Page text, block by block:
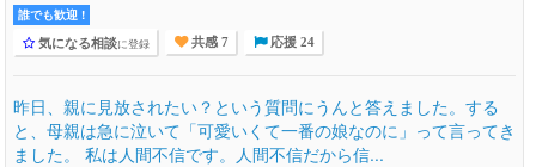
誰でも歓迎 !
気になる相談に登録 共感 7 応援 24
昨日、親に見放されたい？という質問にうんと答えました。する
と、母親は急に泣いて「可愛いくて一番の娘なのに」って言ってき
ました。 私は人間不信です。人間不信だから信...